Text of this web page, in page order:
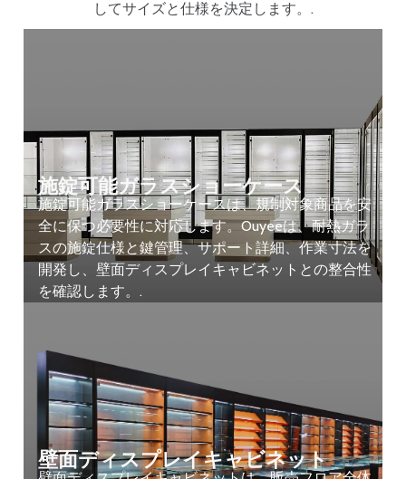
してサイズと仕様を決定します。.
施錠可能ガラスショーケース
施錠可能ガラスショーケースは、規制対象商品を安
全に保つ必要性に対応します。Ouyeeは、耐熱ガラ
スの施錠仕様と鍵管理、サポート詳細、作業寸法を
開発し、壁面ディスプレイキャビネットとの整合性
を確認します。.
壁面ディスプレイキャビネット